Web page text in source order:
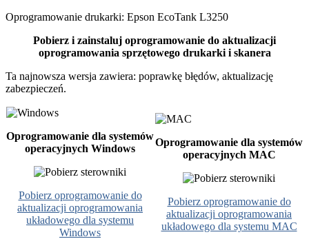
Oprogramowanie drukarki: Epson EcoTank L3250
Pobierz i zainstaluj oprogramowanie do aktualizacji
oprogramowania sprzętowego drukarki i skanera
Ta najnowsza wersja zawiera: poprawkę błędów, aktualizację
zabezpieczeń.
Oprogramowanie dla systemów
operacyjnych Windows
Pobierz oprogramowanie do
aktualizacji oprogramowania
układowego dla systemu
Windows
Oprogramowanie dla systemów
operacyjnych MAC
Pobierz oprogramowanie do
aktualizacji oprogramowania
układowego dla systemu MAC